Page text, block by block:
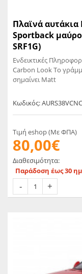
Πλαϊνά αυτάκια
Sportback μαύρο
SRF1G)
Ενδεικτικές
Carbon Look Το
σημαίνει Matt
Κωδικός:
Τιμή eshop (Με ΦΠΑ)
80,00€
Διαθεσιμότητα:
Παράδοση έως 30